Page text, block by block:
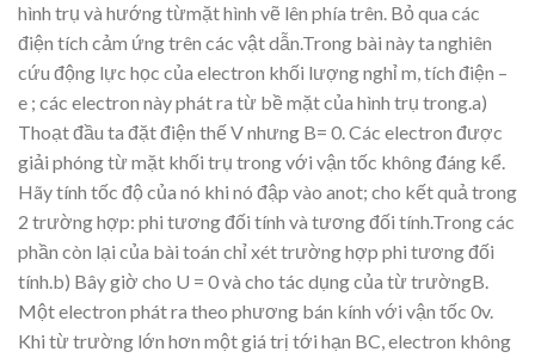
hình trụ và hướngtừmặt hình vẽ lên phía trên. Bỏqua các
điện tích cảm ứng trên các vật dẫn.Trong bài này ta nghiên
cứu động lực học của electron khối lượngnghỉm,tích điện –
e ; các electron này phát ra từ bề mặt của hình trụ trong.a)
Thoạt đầu ta đặt điện thếV nhưng B= 0.Các electron được
giải phóng từmặt khối trụ trongvới vận tốc khôngđáng kể.
Hãytính tốc độcủa nó khi nó đập vào anot; cho kếtquả trong
2 trườnghợp: phi tương đối tính và tương đối tính.Trong các
phần còn lại của bài toán chỉxét trường hợp phi tương đối
tính.b) Bâygiờ cho U = 0 và cho tác dụngcủa từtrườngB.
Mộtelectron phát ra theo phương bán kính với vận tốc 0v.
Khi từtrường lớn hơn mộtgiá trị tới hạn BC,electron không